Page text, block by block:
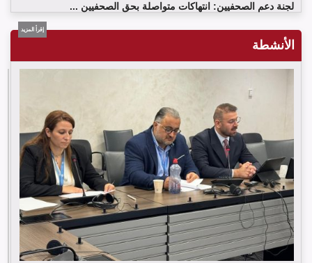
لجنة دعم الصحفيين: انتهاكات متواصلة بحق الصحفيين ...
إقرأ المزيد
الأنشطة